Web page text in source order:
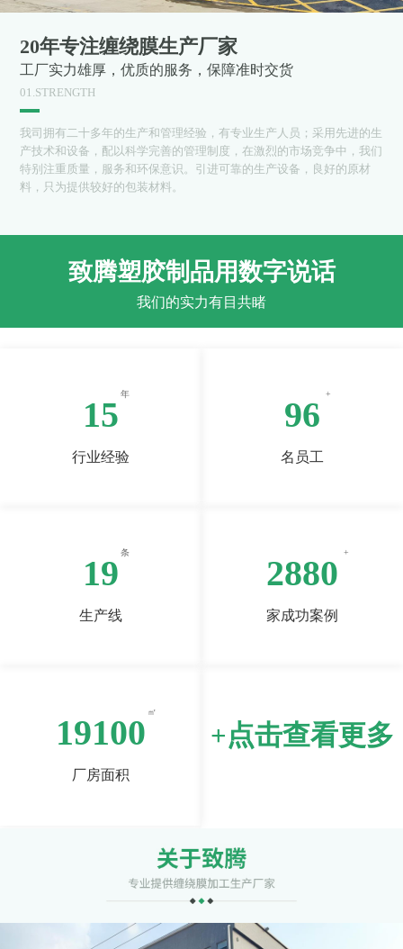
20年专注缠绕膜生产厂家
工厂实力雄厚，优质的服务，保障准时交货
01.STRENGTH
我司拥有二十多年的生产和管理经验，有专业生产人员；采用先进的生
产技术和设备，配以科学完善的管理制度，在激烈的市场竞争中，我们
特别注重质量，服务和环保意识。引进可靠的生产设备，良好的原材
料，只为提供较好的包装材料。
致腾塑胶制品用数字说话
我们的实力有目共睹
16
行业经验
100
名员工
20
生产线
3000
家成功案例
20000
厂房面积
+点击查看更多